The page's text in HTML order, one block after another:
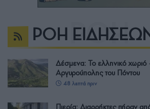
ΡΟΗ
Δέσμενα: Το ελληνικό χωριό
Αργυρούπολης του Πόντου
48 λεπτά πριν
Πιερία: Διαρρήκτες πήραν